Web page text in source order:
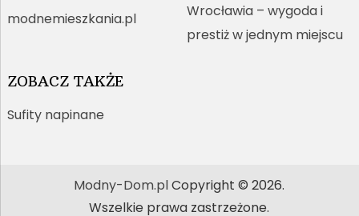
modnemieszkania.pl
Wrocławia – wygoda i
prestiż w jednym miejscu
ZOBACZ TAKŻE
Sufity napinane
Modny-Dom.plCopyright © 2026.
Wszelkie prawa zastrzeżone.